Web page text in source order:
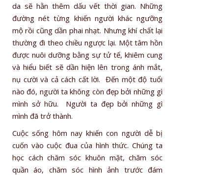
da sẽ hằn thêm dấu vết thời gian. Những
đường nét từng khiến người khác ngưỡng
mộ rồi cũng dần phai nhạt. Nhưng khí chất lại
thường đi theo chiều ngược lại. Một tâm hồn
được nuôi dưỡng bằng sự tử tế, khiêm cung
và hiểu biết sẽ dần hiện lên trong ánh mắt,
nụ cười và cả cách cất lời. Đến một độ tuổi
nào đó, người ta không còn đẹp bởi những gì
mình sở hữu. Người ta đẹp bởi những gì
mình đã trở thành.
Cuộc sống hôm nay khiến con người dễ bị
cuốn vào cuộc đua của hình thức. Chúng ta
học cách chăm sóc khuôn mặt, chăm sóc
quần áo, chăm sóc hình ảnh trước đám